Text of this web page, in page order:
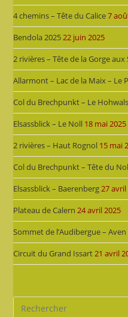
4 chemins – Tête du Calice7
Bendola 202522 juin 2025
2 rivières – Tête de la Gorge aux
Allarmont – Lac de la Maix – Le
Col du Brechpunkt – Le
Elsassblick – Le Noll 18 mai 2025
2 rivières – Haut Rognol 15 mai
Col du Brechpunkt – Tête du
Elsassblick – Baerenberg27 avril
Plateau de Calern 24 avril 2025
Sommet de l’Audibergue –
Circuit du Grand Issart21 avril